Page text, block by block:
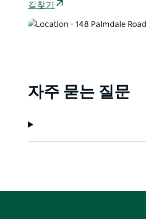
길찾기
자주 묻는 질문